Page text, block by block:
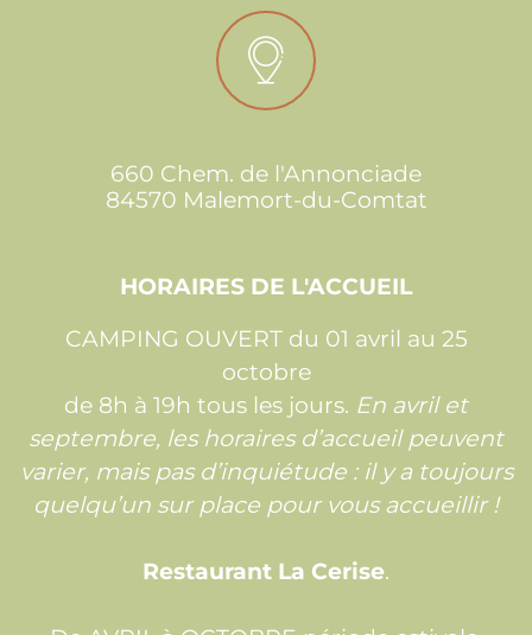
660 Chem. de l'Annonciade
84570 Malemort-du-Comtat
HORAIRES DE L'ACCUEIL
CAMPING OUVERT du 01 avril au 25
octobre
de 8h à 19h tous les jours. En avril et
septembre, les horaires d’accueil peuvent
varier, mais pas d’inquiétude : il y a toujours
quelqu’un sur place pour vous accueillir !
Restaurant La Cerise.